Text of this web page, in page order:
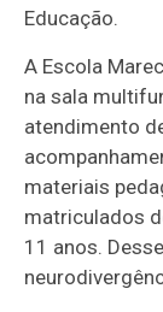
Educação.
A Escola
na sala
atendimento
materiais
matriculados
11 anos.